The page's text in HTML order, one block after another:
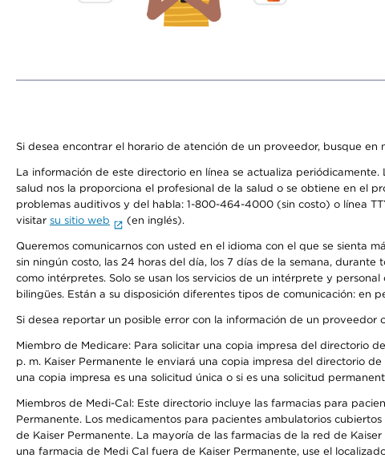
Si desea encontrar el horario de atención de un proveedor, busque
La información de este directorio en línea se actualiza
salud nos la proporciona el profesional de la salud o se obtiene en el
problemas auditivos y del habla: 1-800-464-4000 (sin costo) o línea
visitar su sitio web (en inglés).
Queremos comunicarnos con usted en el idioma con el que se sienta
sin ningún costo, las 24 horas del día, los 7 días de la semana,
como intérpretes. Solo se usan los servicios de un intérprete y
bilingües. Están a su disposición diferentes tipos de comunicación: en
Si desea reportar un posible error con la información de un proveedor
Miembro de Medicare: Para solicitar una copia impresa del directorio
p. m. Kaiser Permanente le enviará una copia impresa del directorio
una copia impresa es una solicitud única o si es una solicitud
Miembros de Medi-Cal: Este directorio incluye las farmacias para
Permanente. Los medicamentos para pacientes ambulatorios
de Kaiser Permanente. La mayoría de las farmacias de la red de
una farmacia de Medi Cal fuera de Kaiser Permanente, use el